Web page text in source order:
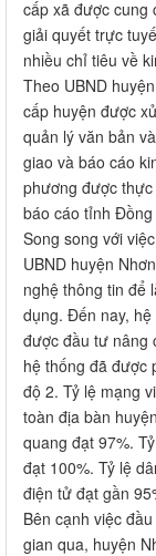
cấp xã được cung
giải quyết trực
nhiều chỉ tiêu về
Theo UBND
cấp huyện được
quản lý văn bản
giao và báo cáo
phương được
báo cáo tỉnh Đồng
Song song với
UBND huyện
nghệ thông tin để
dụng. Đến nay,
được đầu tư nâng
hệ thống đã được
độ 2. Tỷ lệ mạng
toàn địa bàn
quang đạt 97%.
đạt 100%. Tỷ lệ
điện tử đạt gần
Bên cạnh việc
gian qua, huyện